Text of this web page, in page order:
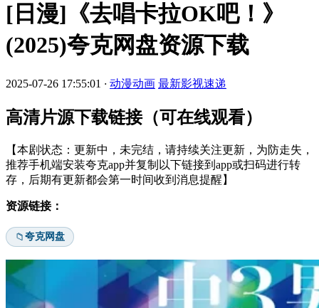
[日漫]《去唱卡拉OK吧！》
(2025)夸克网盘资源下载
2025-07-26 17:55:01 · 动漫动画 最新影视速递
高清片源下载链接（可在线观看）
【本剧状态：更新中，未完结，请持续关注更新，为防走失，
推荐手机端安装夸克app并复制以下链接到app或扫码进行转
存，后期有更新都会第一时间收到消息提醒】
资源链接：
📁夸克网盘